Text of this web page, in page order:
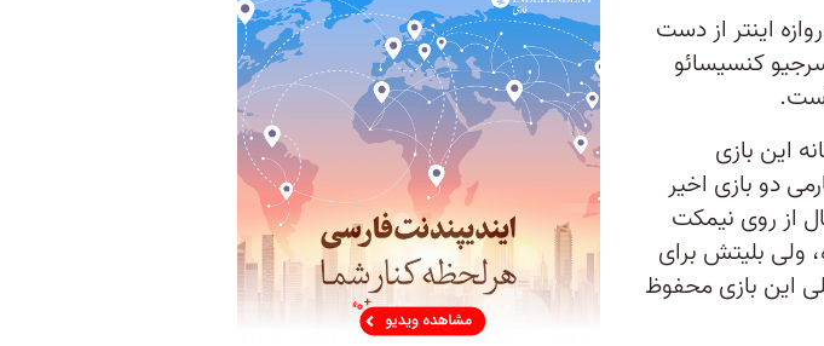
اینتر از دست
کنسیسائو
این بازی
دو بازی اخیر
از روی نیمکت
ولی بلیتش برای
این بازی محفوظ